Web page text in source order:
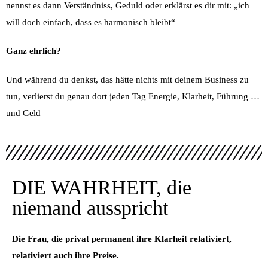
nennst es dann Verständniss, Geduld oder erklärst es dir mit: „ich
will doch einfach, dass es harmonisch bleibt“
Ganz ehrlich?
Und während du denkst, das hätte nichts mit deinem Business zu
tun, verlierst du genau dort jeden Tag Energie, Klarheit, Führung …
und Geld
DIE WAHRHEIT, die
niemand ausspricht
Die Frau, die privat permanent ihre Klarheit relativiert,
relativiert auch ihre Preise.